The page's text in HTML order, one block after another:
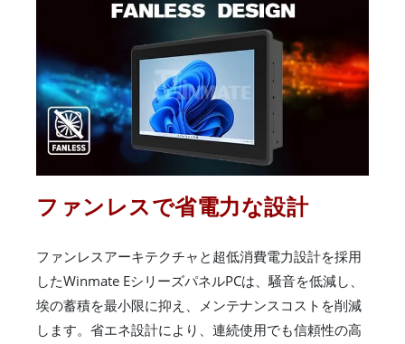
ファンレスで省電力な設計
ファンレスアーキテクチャと超低消費電力設計を採用
したWinmate EシリーズパネルPCは、騒音を低減し、
埃の蓄積を最小限に抑え、メンテナンスコストを削減
します。省エネ設計により、連続使用でも信頼性の高